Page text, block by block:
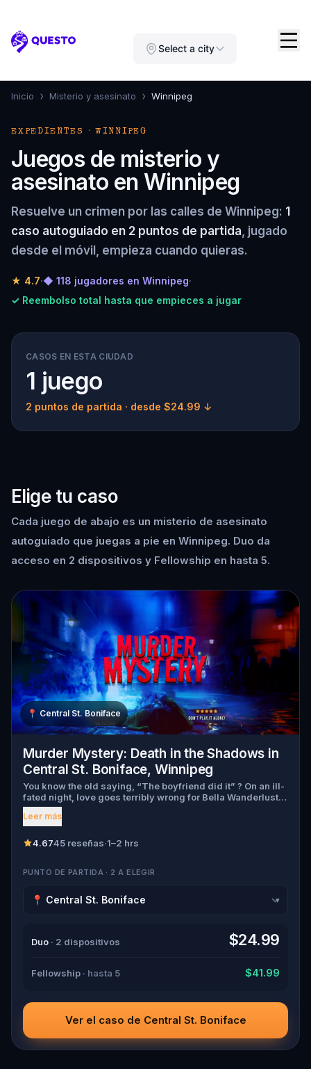
Questo Select a city
Inicio › Misterio y asesinato › Winnipeg
EXPEDIENTES · WINNIPEG
Juegos de misterio y
asesinato en Winnipeg
Resuelve un crimen por las calles de Winnipeg: 1
caso autoguiado en 2 puntos de partida, jugado
desde el móvil, empieza cuando quieras.
★ 4.7·◆ 118 jugadores en Winnipeg·
✓ Reembolso total hasta que empieces a jugar
CASOS EN ESTA CIUDAD
1 juego
2 puntos de partida · desde $24.99 ↓
Elige tu caso
Cada juego de abajo es un misterio de asesinato
autoguiado que juegas a pie en Winnipeg. Duo da
acceso en 2 dispositivos y Fellowship en hasta 5.
📍 Central St. Boniface
Murder Mystery: Death in the Shadows in
Central St. Boniface, Winnipeg
You know the old saying, “The boyfriend did it” ? On an ill-
fated night, love goes terribly wrong for Bella Wanderlust
and Walter Bridges . Bella, a famous travel blogger, was
found dead during a ghost tour led by the theatrical Percy
Walter, the obsessed boyfriend? Percy, the ghost tour
suspects, and expose the real murderer before they strike
down all the crucial evidence.
Leer más
4.6745 reseñas·1–2 hrs
PUNTO DE PARTIDA · 2 A ELEGIR
▾
Duo · 2 dispositivos $24.99
Fellowship · hasta 5 $41.99
Ver el caso de Central St. Boniface